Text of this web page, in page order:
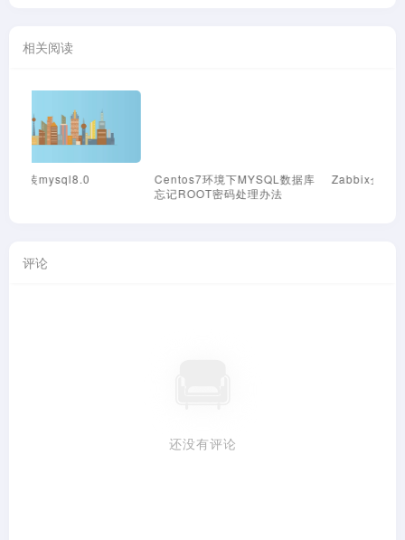
相关阅读
Centos7环境下MYSQL数据库
忘记ROOT密码处理办法
Zabbix企业微信报警推送脚本
评论
还没有评论